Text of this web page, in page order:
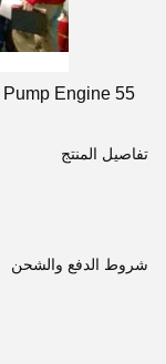
تفاصيل المنتج
شروط الدفع والشحن